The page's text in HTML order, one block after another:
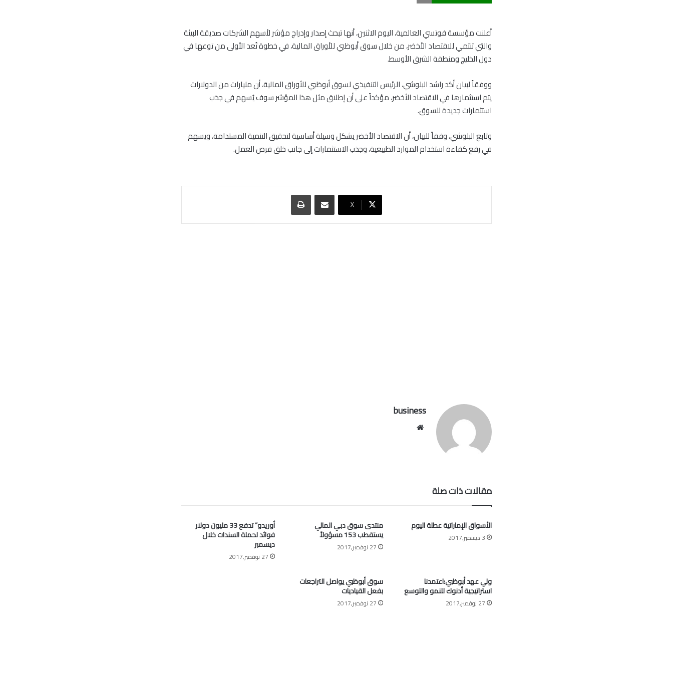
أعلنت مؤسسة فوتسي العالمية، اليوم الاثنين، أنها تبحث إصدار وإدراج مؤشر لأسهم الشركات صديقة البيئة
والتي تنتمي للاقتصاد الأخضر، من خلال سوق أبوظبي للأوراق المالية، في خطوة تُعد الأولى من توعها في
دول الخليج ومنطقة الشرق الأوسط.
ووفقاً لبيان أكد راشد البلوشي، الرئيس التنفيذي لسوق أبوظبي للأوراق المالية، أن مليارات من الدولارات
يتم استثمارها في الاقتصاد الأخضر، مؤكداً على أن إطلاق مثل هذا المؤشر سوف يُسهم في جذب
استثمارات جديدة للسوق.
وتابع البلوشي، وفقاً للبيان، أن الاقتصاد الأخضر يشكل وسيلة أساسية لتحقيق التنمية المستدامة، ويسهم
في رفع كفاءة استخدام الموارد الطبيعية، وجذب الاستثمارات إلى جانب خلق فرص العمل.
‫X
مشاركة عبر البريد طباعة
business
مقالات ذات صلة
الأسواق الإماراتية عطلة اليوم
3 ديسمبر,2017
منتدى سوق دبي المالي
يستقطب 153 مسؤولاً
27 نوفمبر,2017
أوريدو” تدفع 33 مليون دولار
فوائد لحملة السندات خلال
ديسمبر
27 نوفمبر,2017
ولي عهد أبوظبي:اعتمدنا
استراتيجية أدنوك للنمو والتوسع
27 نوفمبر,2017
سوق أبوظبي يواصل التراجعات
بفعل القياديات
27 نوفمبر,2017